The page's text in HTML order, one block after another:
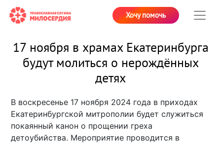
Хочу помочь
17 ноября в храмах Екатеринбурга
будут молиться о нерождённых
детях
В воскресенье 17 ноября 2024 года в приходах
Екатеринбургской митрополии будет служиться
покаянный канон о прощении греха
детоубийства. Мероприятие проводится в